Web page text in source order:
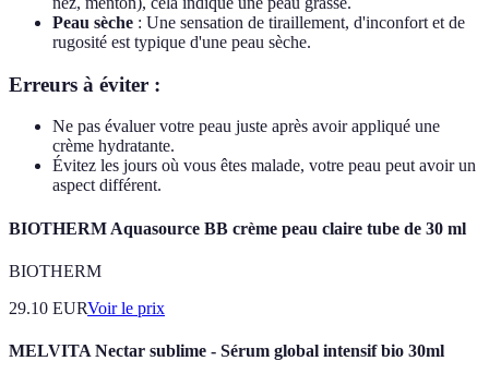
Peau sèche : Une sensation de tiraillement, d'inconfort et de
rugosité est typique d'une peau sèche.
Erreurs à éviter :
Ne pas évaluer votre peau juste après avoir appliqué une
crème hydratante.
Évitez les jours où vous êtes malade, votre peau peut avoir un
aspect différent.
BIOTHERM Aquasource BB crème peau claire tube de 30 ml
BIOTHERM
29.10 EURVoir le prix
MELVITA Nectar sublime - Sérum global intensif bio 30ml